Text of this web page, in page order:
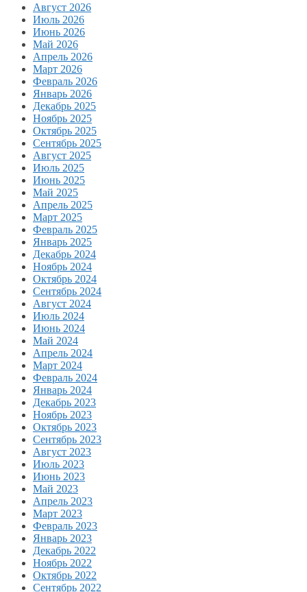
Август 2026
Июль 2026
Июнь 2026
Май 2026
Апрель 2026
Март 2026
Февраль 2026
Январь 2026
Декабрь 2025
Ноябрь 2025
Октябрь 2025
Сентябрь 2025
Август 2025
Июль 2025
Июнь 2025
Май 2025
Апрель 2025
Март 2025
Февраль 2025
Январь 2025
Декабрь 2024
Ноябрь 2024
Октябрь 2024
Сентябрь 2024
Август 2024
Июль 2024
Июнь 2024
Май 2024
Апрель 2024
Март 2024
Февраль 2024
Январь 2024
Декабрь 2023
Ноябрь 2023
Октябрь 2023
Сентябрь 2023
Август 2023
Июль 2023
Июнь 2023
Май 2023
Апрель 2023
Март 2023
Февраль 2023
Январь 2023
Декабрь 2022
Ноябрь 2022
Октябрь 2022
Сентябрь 2022